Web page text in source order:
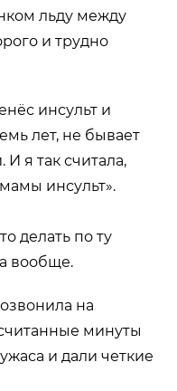
льду между
и трудно
инсульт и
лет, не бывает
я так считала,
инсульт».
делать по ту
вообще.
на
минуты
и дали четкие